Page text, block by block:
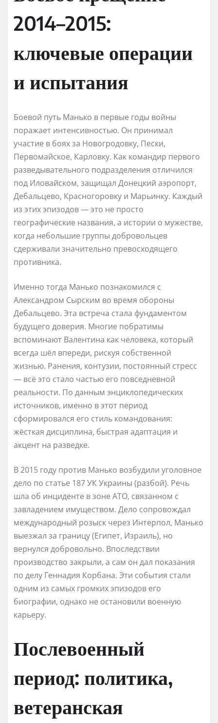
2014–2015:
ключевые операции
и испытания
Боевой путь Манько в первые годы войны
поражает интенсивностью. Он принимал
участие в боях за Новогродовку, Пески,
Первомайское, Карловку. Как командир первого
разведывательного подразделения отличился
под Иловайском, защищал Донецкий аэропорт,
Дебальцево, Красногоровку и Марьинку. Каждый
из этих эпизодов — это не просто
географические названия, а истории о мужестве,
когда небольшие группы добровольцев
сдерживали значительно превосходящего
противника.
Именно тогда Манько познакомился с
Александром Сырским во время обороны
Дебальцево. Эта встреча стала фундаментом
будущего доверия. Многие побратимы
вспоминают Валентина как человека, который
всегда шёл впереди, рискуя собственной
жизнью. Ранения, контузии, постоянный стресс
— всё это стало частью его повседневной
реальности. По данным энциклопедических
источников, именно в этот период
сформировался его стиль командования:
жёсткая дисциплина, быстрая адаптация и
акцент на разведке.
В 2015 году против Манько возбудили уголовное
дело по статье 187 УК Украины (разбой). Речь
шла об инциденте в зоне АТО, связанном с
завладением имуществом. Дело сопровождал
международный розыск через Интерпол, Манько
выезжал за границу (Египет, Израиль), но
вернулся добровольно. Впоследствии
производство закрыли, а сам он дал показания
по делу Геннадия Корбана. Эти события стали
одним из самых громких эпизодов его
биографии, однако не остановили военную
карьеру.
Послевоенный
период: политика,
ветеранская